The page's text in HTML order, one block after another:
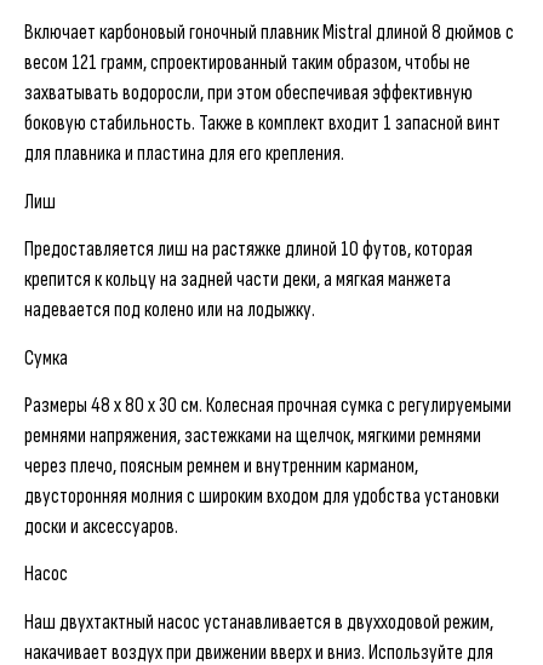
Включает карбоновый гоночный плавник Mistral длиной 8 дюймов с
весом 121 грамм, спроектированный таким образом, чтобы не
захватывать водоросли, при этом обеспечивая эффективную
боковую стабильность. Также в комплект входит 1 запасной винт
для плавника и пластина для его крепления.
Лиш
Предоставляется лиш на растяжке длиной 10 футов, которая
крепится к кольцу на задней части деки, а мягкая манжета
надевается под колено или на лодыжку.
Сумка
Размеры 48 x 80 x 30 см. Колесная прочная сумка с регулируемыми
ремнями напряжения, застежками на щелчок, мягкими ремнями
через плечо, поясным ремнем и внутренним карманом,
двусторонняя молния с широким входом для удобства установки
доски и аксессуаров.
Насос
Наш двухтактный насос устанавливается в двухходовой режим,
накачивает воздух при движении вверх и вниз. Используйте для